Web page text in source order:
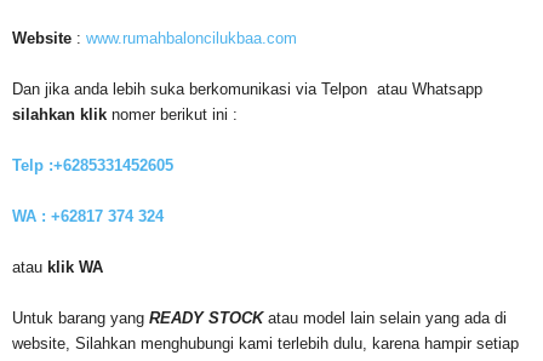
Website : www.rumahbaloncilukbaa.com
Dan jika anda lebih suka berkomunikasi via Telpon atau Whatsapp
silahkan klik nomer berikut ini :
Telp :+6285331452605
WA : +62817 374 324
atau klik WA
Untuk barang yang READY STOCKatau model lain selain yang ada di
website, Silahkan menghubungi kami terlebih dulu, karena hampir setiap